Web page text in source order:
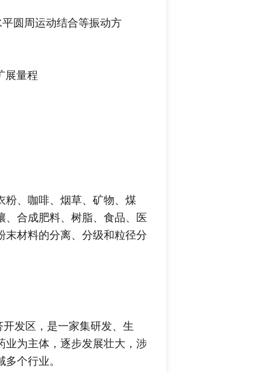
圆周运动结合等振动方
展量程
粉、咖啡、烟草、矿物、煤
、合成肥料、树脂、食品、医
末材料的分离、分级和粒径分
发区，是一家集研发、生
业为主体，逐步发展壮大，涉
个行业。